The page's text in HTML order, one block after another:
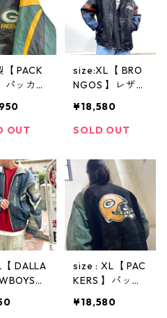
【 PACK
パッカー
黒 古着
高円寺
OUT
size:XL【 BRO
NGOS 】レザー
タジアムジャン
パー スタジャ
ック 黒 古着 古
着屋 高円寺 ビ
ンテージ
¥18,580
SOLD OUT
DALLA
ズ レザ
size : XL【 PAC
KERS 】パッカ
ャケット スタ
¥18,580